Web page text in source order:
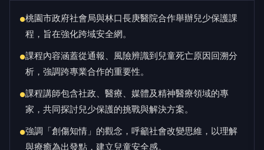
●桃園市政府社會局與林口長庚醫院合作舉辦兒少保護課
程，旨在強化跨域安全網。
●課程內容涵蓋從通報、風險辨識到兒童死亡原因回溯分
析，強調跨專業合作的重要性。
●課程講師包含社政、醫療、媒體及精神醫療領域的專
家，共同探討兒少保護的挑戰與解決方案。
●強調「創傷知情」的觀念，呼籲社會改變思維，以理解
與療癒為出發點，建立兒童安全感。